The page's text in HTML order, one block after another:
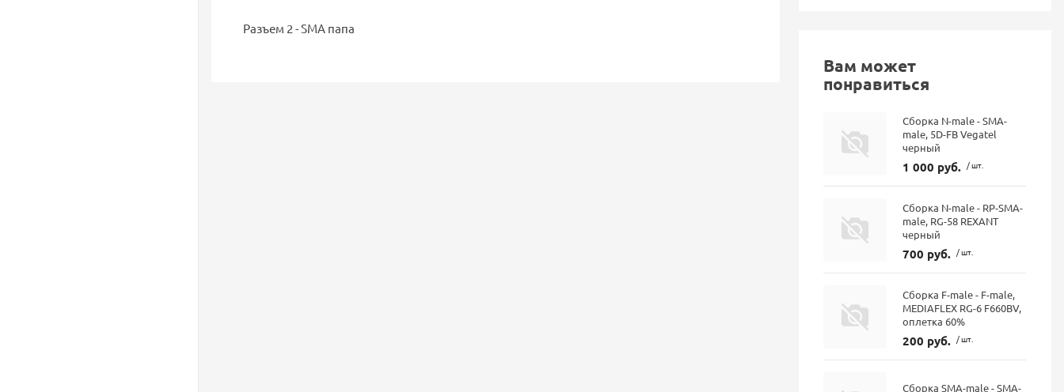
Разъем 2 - SMA папа
Вам может
понравиться
Сборка N-male - SMA-
male, 5D-FB Vegatel
черный
1 000 руб. / шт.
Сборка N-male - RP-SMA-
male, RG-58 REXANT
черный
700 руб. / шт.
Сборка F-male - F-male,
MEDIAFLEX RG-6 F660BV,
оплетка 60%
200 руб. / шт.
Сборка SMA-male - SMA-